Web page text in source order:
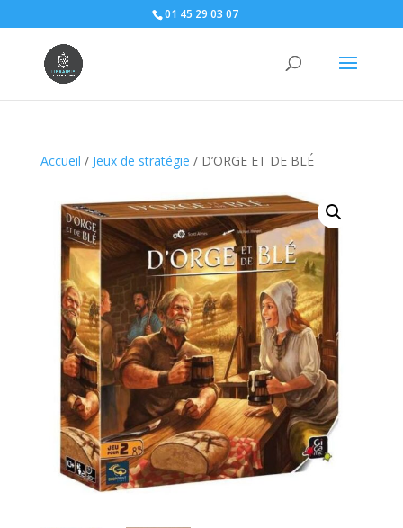
01 45 29 03 07
Accueil / Jeux de stratégie / D’ORGE ET DE BLÉ